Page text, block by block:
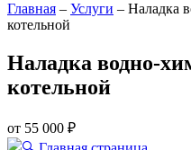
Главная – Услуги – Наладка
котельной
Наладка водно-
котельной
от 55 000 ₽